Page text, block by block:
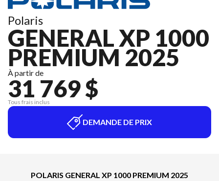
Polaris
GENERAL XP 1000
PREMIUM 2025
À partir de
31 769 $
Tous frais inclus
DEMANDE DE PRIX
POLARIS GENERAL XP 1000 PREMIUM 2025